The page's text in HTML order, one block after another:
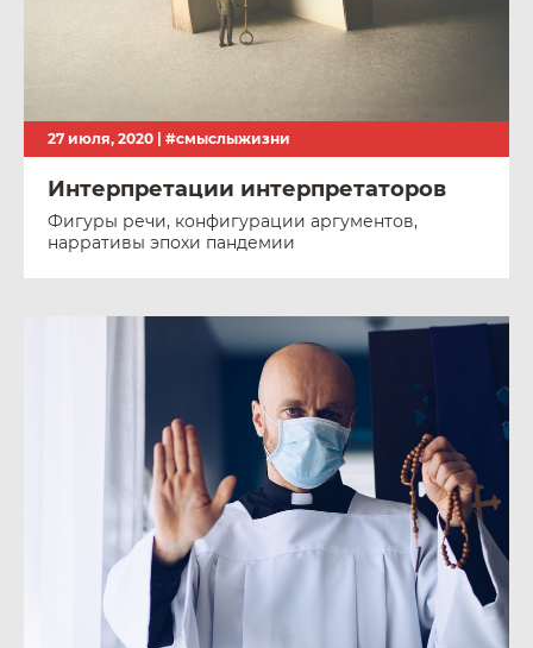
27 июля, 2020 | #смыслыжизни
Интерпретации интерпретаторов
Фигуры речи, конфигурации аргументов,
нарративы эпохи пандемии